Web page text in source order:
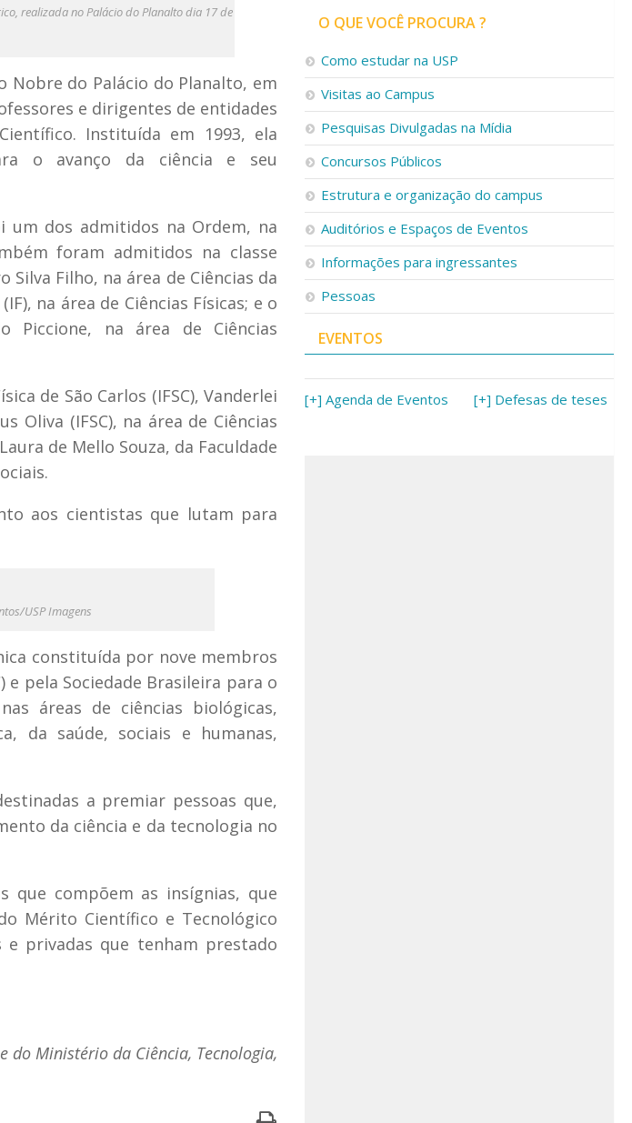
realizada no Palácio do Planalto dia 17 de
Nobre do Palácio do Planalto, em
e dirigentes de entidades
Instituída em 1993, ela
o avanço da ciência e seu
um dos admitidos na Ordem, na
foram admitidos na classe
Filho, na área de Ciências da
na área de Ciências Físicas; e o
Piccione, na área de Ciências
de São Carlos (IFSC), Vanderlei
Oliva (IFSC), na área de Ciências
de Mello Souza, da Faculdade
aos cientistas que lutam para
USP Imagens
constituída por nove membros
e pela Sociedade Brasileira para o
áreas de ciências biológicas,
da saúde, sociais e humanas,
a premiar pessoas que,
da ciência e da tecnologia no
que compõem as insígnias, que
Mérito Científico e Tecnológico
privadas que tenham prestado
do Ministério da Ciência, Tecnologia,
O QUE VOCÊ PROCURA ?
Como estudar na USP
Visitas ao Campus
Pesquisas Divulgadas na Mídia
Concursos Públicos
Estrutura e organização do campus
Auditórios e Espaços de Eventos
Informações para ingressantes
Pessoas
EVENTOS
[+] Agenda de Eventos [+] Defesas de teses